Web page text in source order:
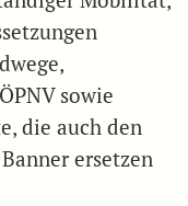
sowie
die auch den
ersetzen